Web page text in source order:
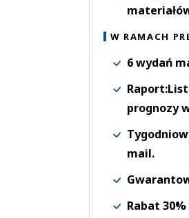
W RAMACH
6 wydań
prognozy
mail.
Rabat